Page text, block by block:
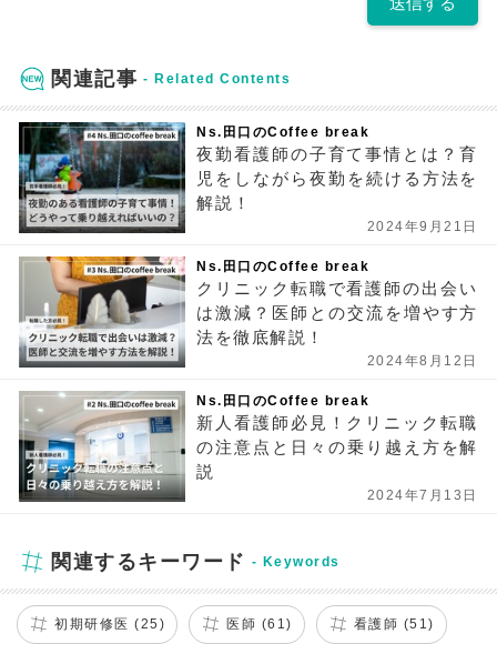
関連記事
Ns.田口のCoffee break
夜勤看護師の子育て事情とは？育
児をしながら夜勤を続ける方法を
解説！
2024年9月21日
Ns.田口のCoffee break
クリニック転職で看護師の出会い
は激減？医師との交流を増やす方
法を徹底解説！
2024年8月12日
Ns.田口のCoffee break
新人看護師必見！クリニック転職
の注意点と日々の乗り越え方を解
説
2024年7月13日
関連するキーワード
初期研修医 (25) 医師 (61) 看護師 (51)